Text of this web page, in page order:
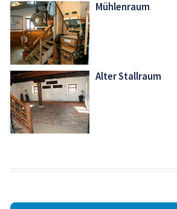
Mühlenraum
Alter Stallraum